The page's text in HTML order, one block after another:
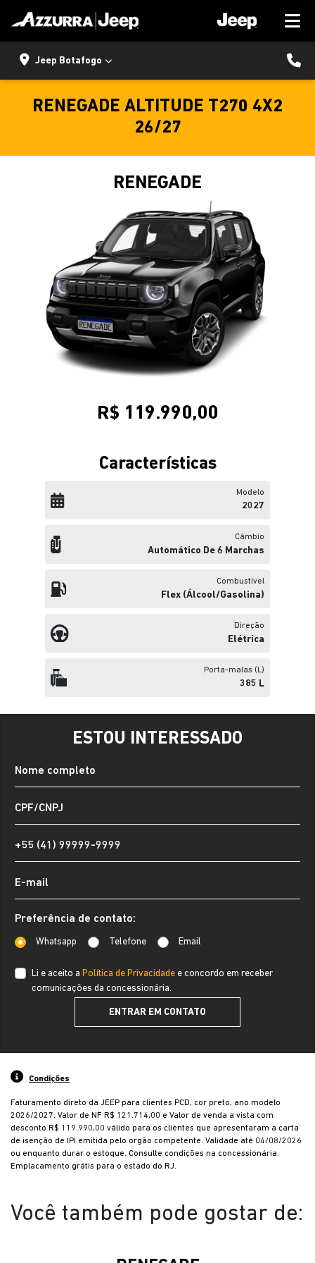
Jeep Botafogo
RENEGADE ALTITUDE T270 4X2
26/27
ESTOU INTERESSADO
Preferência de contato:
Whatsapp Telefone Email
Li e aceito a Política de Privacidade e concordo em receber
comunicações da concessionária.
ENTRAR EM CONTATO
Condições
Faturamento direto da JEEP para clientes PCD, cor preto, ano modelo
2026/2027. Valor de NF R$ 121.714,00 e Valor de venda a vista com
desconto R$ 119.990,00 válido para os clientes que apresentaram a carta
de isenção de IPI emitida pelo orgão competente. Validade até 04/08/2026
ou enquanto durar o estoque. Consulte condições na concessionária.
Emplacamento grátis para o estado do RJ.
RENEGADE
R$ 119.990,00
Características
Modelo
2027
Câmbio
Automático De 6 Marchas
Combustível
Flex (álcool/gasolina)
Direção
Elétrica
Porta-malas (L)
385 L
Você também pode gostar de: